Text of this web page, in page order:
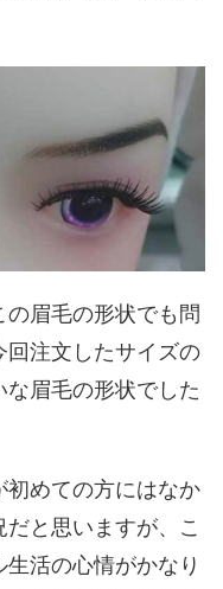
眉毛の形状でも問
回注文したサイズの
な眉毛の形状でした
初めての方にはなか
と思いますが、こ
活の心情がかなり